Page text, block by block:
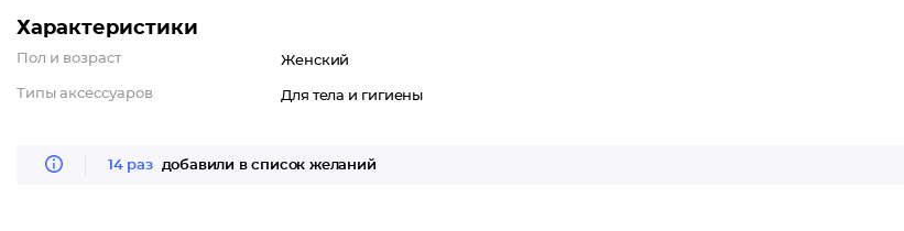
Характеристики
Пол и возраст Женский
Типы аксессуаров Для тела и гигиены
14 раз добавили в список желаний